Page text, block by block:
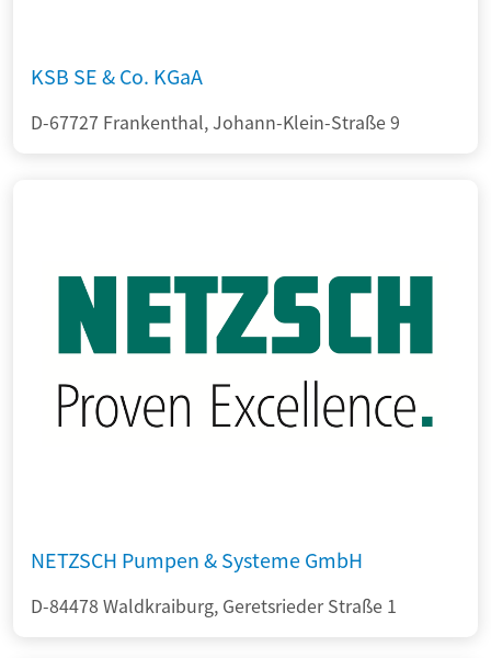
KSB SE & Co. KGaA
D-67727 Frankenthal, Johann-Klein-Straße 9
NETZSCH Pumpen & Systeme GmbH
D-84478 Waldkraiburg, Geretsrieder Straße 1